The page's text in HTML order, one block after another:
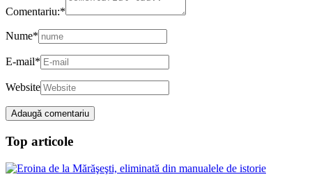
Comentariu:*
Nume*
E-mail*
Website
Top articole